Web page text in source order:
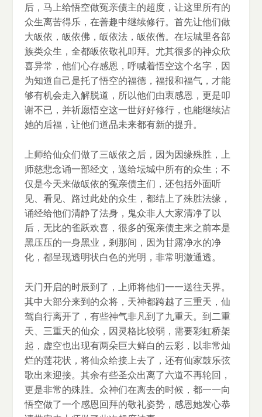
后，马上给悟空做冤亲债主的超度，让这里所有的
众生离苦得乐，在善趣中继续修行。首先让他们做
大皈依，皈依佛，皈依法，皈依僧。在坛城里各部
族类众生，全都皈依敬礼叩拜。尤其很多的神众欣
喜异常，他们心存感恩，呼喊着悟空这个名字，因
为知道自己是托了悟空的福德，福报和福气，才能
够有机会走入解脱道，所以他们由衷感恩，更是叩
谢不已，并祈愿悟空这一世好好修行，也能继续沾
她的后福，让他们道品未来都有新的提升。
上师给仙众们做了三皈依之后，因为因缘殊胜，上
师慈悲念诵一部经文，送给坛城中所有的众生；不
仅是今天来做皈依的冤亲债主们，还包括外面听
见、看见、路过此处的众生，都结上了殊胜法缘，
诵经给他们清静了法身，鬼众非人大家清净了以
后，无比的雀跃欢喜，很多的冤亲债主来之前本是
黑压压的一身黑业，剎那间，因为甘露净水的净
化，都呈现透明状白色的光明，非常明澈通透。
天门开启的时辰到了，上师将他们一一送往天界。
其中大部分来到的众将，天神都跨越了三重天，仙
驾自行离开了，有些神气非凡到了九重天。到二重
天、三重天的仙众，因灵格比较弱，需要彩虹桥架
起，虚空也出现有两朵巨大鲜白的云彩，以非常灿
烂的莲花状，将仙众给接上去了，还有仙家鼓乐弦
歌出来迎接。其余有些圣众出离了六道不再轮回，
更是非常的殊胜。众神们在离去的时候，都一一向
悟空做了一个感恩回拜的敬礼姿势，感恩她发心恭